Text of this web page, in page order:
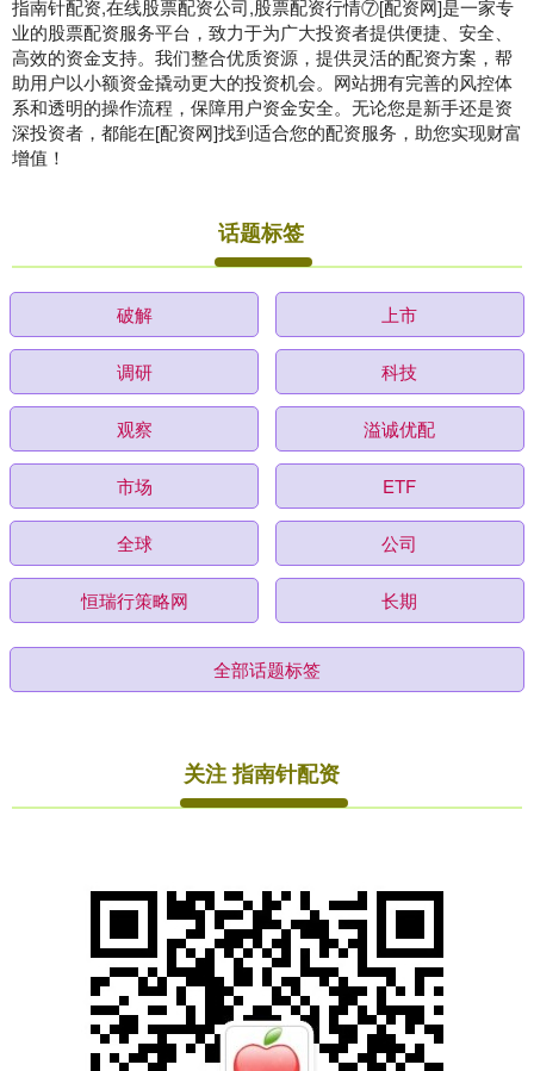
指南针配资,在线股票配资公司,股票配资行情⑦[配资网]是一家专
业的股票配资服务平台，致力于为广大投资者提供便捷、安全、
高效的资金支持。我们整合优质资源，提供灵活的配资方案，帮
助用户以小额资金撬动更大的投资机会。网站拥有完善的风控体
系和透明的操作流程，保障用户资金安全。无论您是新手还是资
深投资者，都能在[配资网]找到适合您的配资服务，助您实现财富
增值！
话题标签
破解 上市
调研 科技
观察 溢诚优配
市场 ETF
全球 公司
恒瑞行策略网 长期
全部话题标签
关注 指南针配资